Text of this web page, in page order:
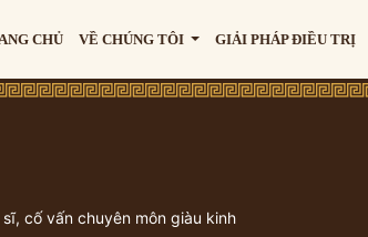
CHỦ VỀ CHÚNG TÔI GIẢI PHÁP ĐIỀU TRỊ
cố vấn chuyên môn giàu kinh